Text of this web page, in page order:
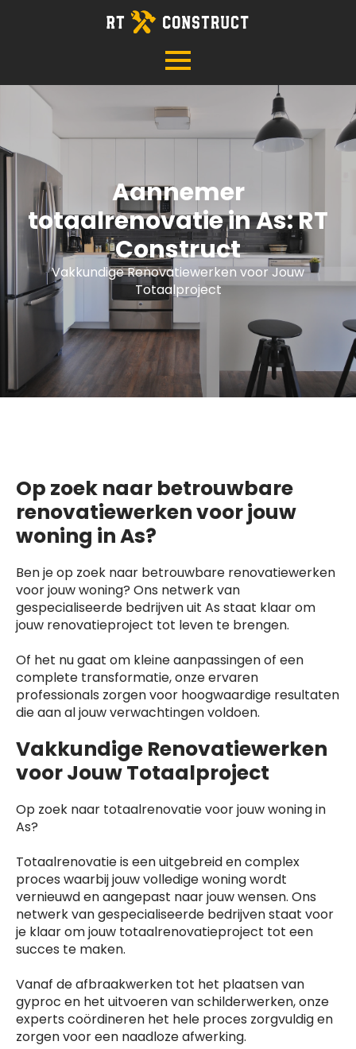
Aannemer
totaalrenovatie in As: RT
Construct
Vakkundige Renovatiewerken voor Jouw
Totaalproject
Op zoek naar betrouwbare
renovatiewerken voor jouw
woning in As?
Ben je op zoek naar betrouwbare renovatiewerken
voor jouw woning? Ons netwerk van
gespecialiseerde bedrijven uit As staat klaar om
jouw renovatieproject tot leven te brengen.
Of het nu gaat om kleine aanpassingen of een
complete transformatie, onze ervaren
professionals zorgen voor hoogwaardige resultaten
die aan al jouw verwachtingen voldoen.
Vakkundige Renovatiewerken
voor Jouw Totaalproject
Op zoek naar totaalrenovatie voor jouw woning in
As?
Totaalrenovatie is een uitgebreid en complex
proces waarbij jouw volledige woning wordt
vernieuwd en aangepast naar jouw wensen. Ons
netwerk van gespecialiseerde bedrijven staat voor
je klaar om jouw totaalrenovatieproject tot een
succes te maken.
Vanaf de afbraakwerken tot het plaatsen van
gyproc en het uitvoeren van schilderwerken, onze
experts coördineren het hele proces zorgvuldig en
zorgen voor een naadloze afwerking.